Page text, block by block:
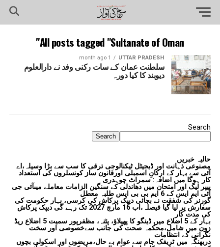
All posts tagged "Sultanate of Oman"
UTTAR PRADESH
1 month ago
سلطنت عمان کے سات رکنی وفد نے دارالعلوم
دیوبند کا کیا دورہ
Search
Search
حالیہ خبریں
مصنوعی ذہانت اور ڈیجیٹل ٹیکنالوجی ترقی کا سب سے بڑا وسیلہ،اے
آئی سے بہار کے ارکانِ اسمبلی اورقانون ساز کونسلروں کی استعداد
کار ہوگا میں اضافہ: سمراٹ چوہدری
پیپر لیک اور امتحان میں دھاندلی کے سنگین الزامات معاملے میںآئی جی
آئی ایم ایس کے 6 ایم بی بی ایس طلبہ معطل
گورنر کی شفقت نے بچائی دیپک پرکاش کی کرسی، بہار حکومت کی
سفارش پر لیا گیا فیصلہ،اب 16 مارچ 2027 تک رہے گی دیپک پرکاش
کی مدت کار
بہار کے 5 اضلاع میں ڈینگو کا پھیلاؤ، پٹنہ، مظفرپور سمیت 5 اضلاع ریڈ
زون میں شامل،محکمہ صحت کی جانب سےخصوصی اور سخت
نگرانی کے انتظامات
دربھنگہ میں ٹریفک جام سے عوام بے حال،مریضوں اور اسکولی بچوں